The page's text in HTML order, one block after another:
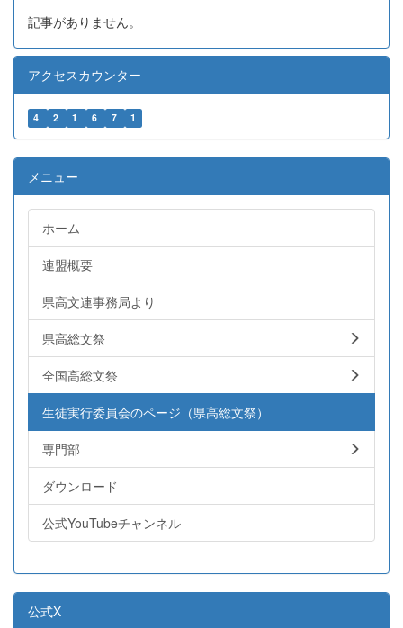
記事がありません。
アクセスカウンター
4 2 1 6 7 1
メニュー
ホーム
連盟概要
県高文連事務局より
県高総文祭
全国高総文祭
生徒実行委員会のページ（県高総文祭）
専門部
ダウンロード
公式YouTubeチャンネル
公式X